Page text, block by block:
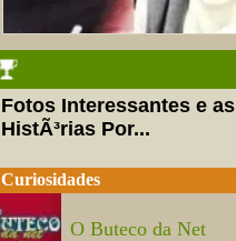
Fotos Interessantes e as
HistÃ³rias Por...
Curiosidades
O Buteco da Net